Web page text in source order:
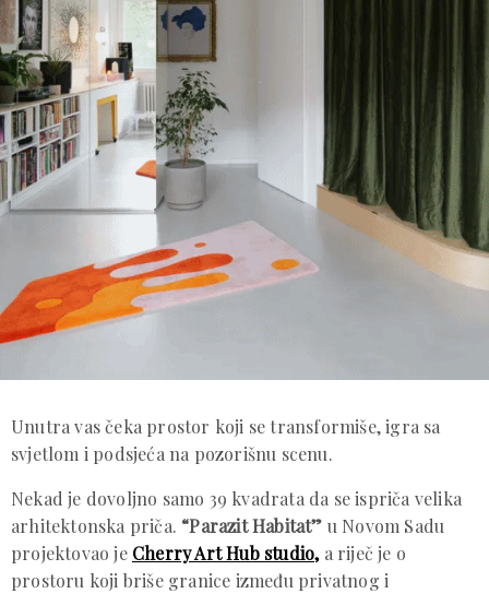
Unutra vas čeka prostor koji se transformiše, igra sa
svjetlom i podsjeća na pozorišnu scenu.
Nekad je dovoljno samo 39 kvadrata da se ispriča velika
arhitektonska priča. “Parazit Habitat” u Novom Sadu
projektovao je Cherry Art Hub studio,a riječ je o
prostoru koji briše granice između privatnog i